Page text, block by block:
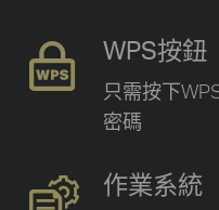
WPS按鈕
只需按下
密碼
作業系統